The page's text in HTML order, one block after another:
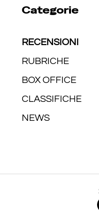
Categorie
RECENSIONI
RUBRICHE
BOX OFFICE
CLASSIFICHE
NEWS